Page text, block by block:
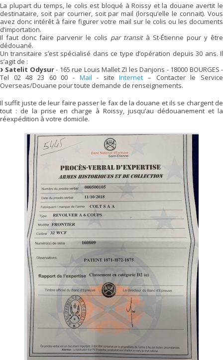
La plupart du temps, le colis est bloqué à Roissy et la douane avertit le
destinataire, soit par courrier, soit par mail (lorsqu’elle le connait). Vous
avez donc intérêt à faire figurer votre mail sur le colis ou les documents
d’importation.
Il faut donc faire parvenir le colis par transità St-Étienne pour y être
dédouané.
Un transitaire s’est spécialisé dans ce type d’opération depuis 30 ans. Il
s’agit de :
Satelit Odysur- 165 rue Louis Mallet ZI les Danjons - 18000 BOURGES -
Tel 02 48 23 60 00 - Mail - siteInternet – Contacter le Service
Overseas/Douane pour toute demande de renseignements.
Il suffit juste de leur faire passer le fax de la douane et ils se chargent de
tout : de la prise en charge à Roissy, jusqu’au dédouanement et la
réexpédition à votre domicile.